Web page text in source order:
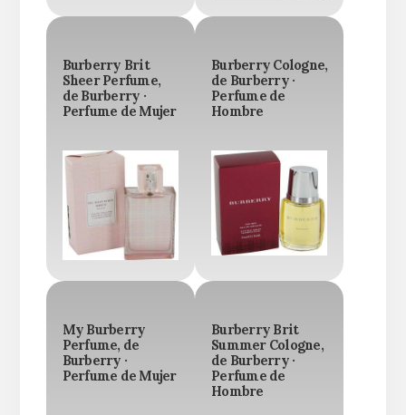
Burberry Brit
Sheer Perfume,
de Burberry ·
Perfume de Mujer
Burberry Cologne,
de Burberry ·
Perfume de
Hombre
My Burberry
Perfume, de
Burberry ·
Perfume de Mujer
Burberry Brit
Summer Cologne,
de Burberry ·
Perfume de
Hombre